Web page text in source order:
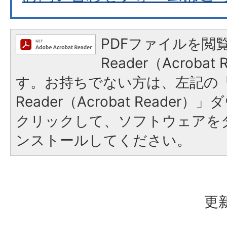
PDFファイルを閲
Reader（Acrobat
す。お持ちでない方は、左記の
Reader（Acrobat Reader）」
クリックして、ソフトウェア
ンストールしてください。
更